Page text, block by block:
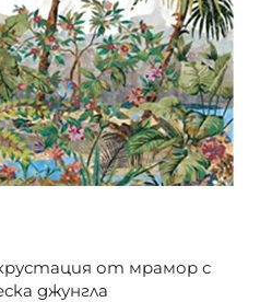
от мрамор с
джунгла